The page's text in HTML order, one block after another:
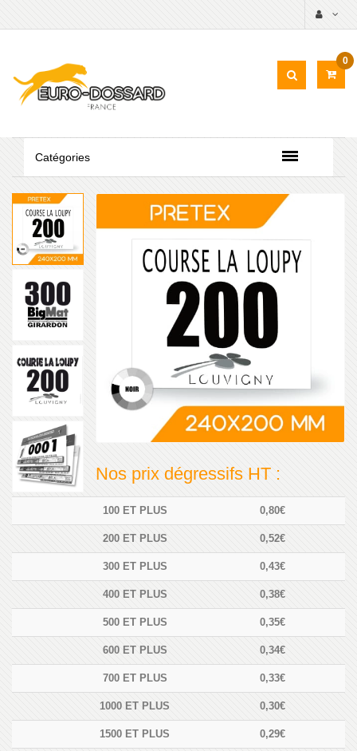
0
Catégories
Nos prix dégressifs HT :
100 ET PLUS 0,80€
200 ET PLUS 0,52€
300 ET PLUS 0,43€
400 ET PLUS 0,38€
500 ET PLUS 0,35€
600 ET PLUS 0,34€
700 ET PLUS 0,33€
1000 ET PLUS 0,30€
1500 ET PLUS 0,29€